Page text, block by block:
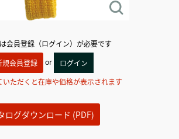
会員登録（ログイン）が必要です
規会員登録
or
ログイン
いただくと在庫や価格が表示されます
ログダウンロード (PDF)